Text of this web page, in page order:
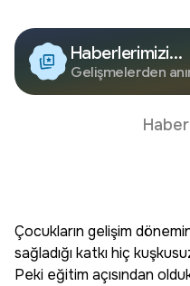
Haberlerimizi
Google'da
Edin
Gelişmelerden
Çocukların gelişim
sağladığı katkı hiç
Peki eğitim açısından